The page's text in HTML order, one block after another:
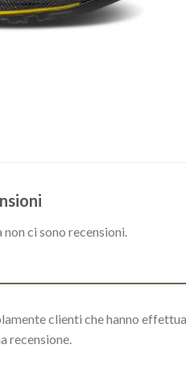
non ci sono recensioni.
clienti che hanno
recensione.